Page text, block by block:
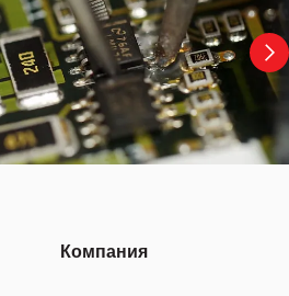
Компания